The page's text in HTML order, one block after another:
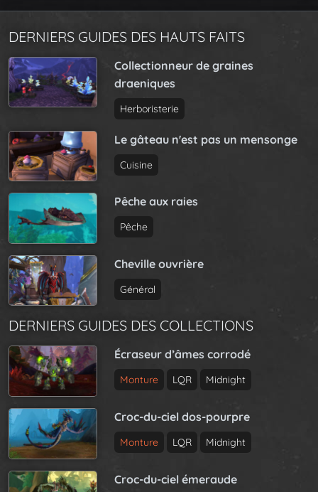
DERNIERS GUIDES DES HAUTS FAITS
Collectionneur de graines
draeniques
Herboristerie
Le gâteau n'est pas un mensonge
Cuisine
Pêche aux raies
Pêche
Cheville ouvrière
Général
DERNIERS GUIDES DES COLLECTIONS
Écraseur d’âmes corrodé
Monture LQR Midnight
Croc-du-ciel dos-pourpre
Monture LQR Midnight
Croc-du-ciel émeraude